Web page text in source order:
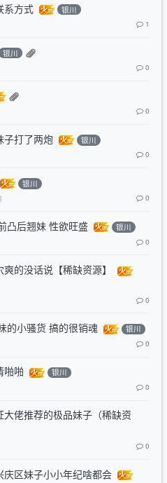
系方式 银川
1
银川
0
0
子打了两炮 银川
0
银川
0
凸后翘妹 性欲旺盛 银川
0
的没话说【稀缺资源】
0
的小骚货 搞的很销魂 银川
0
啪啪 银川
0
大佬推荐的极品妹子（稀缺资
0
庆区妹子小小年纪啥都会